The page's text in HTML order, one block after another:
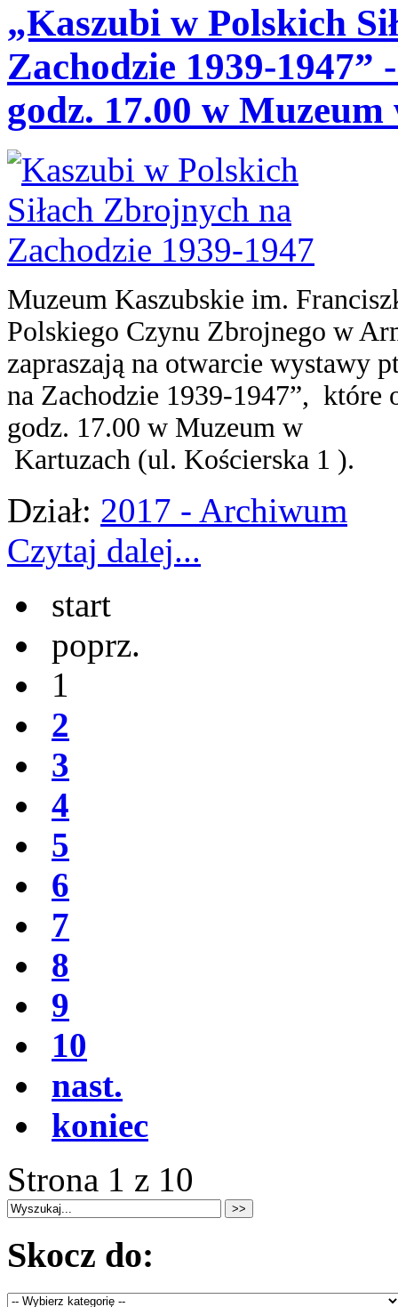
„Kaszubi w Polskich
Zachodzie 1939-1947”
godz. 17.00 w
Muzeum Kaszubskie im.
Polskiego Czynu Zbrojnego w
zapraszają na otwarcie wystawy
na Zachodzie 1939-1947”, które
godz. 17.00 w Muzeum w
Kartuzach (ul. Kościerska 1 ).
Dział: 2017 - Archiwum
Czytaj dalej...
start
poprz.
1
2
3
4
5
6
7
8
9
10
nast.
koniec
Strona 1 z 10
Skocz do: